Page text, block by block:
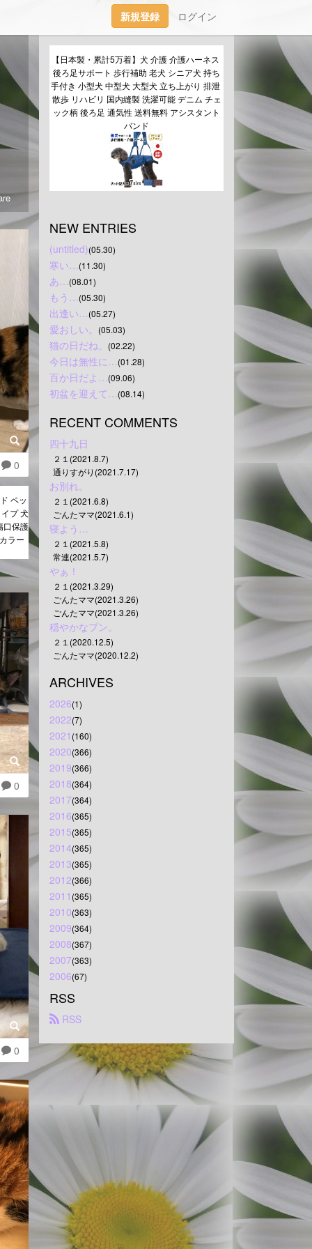
新規登録 ログイン
0
ペッ
プ 犬
口保護
ラー
0
0
【日本製・累計5万着】犬 介護 介護ハーネス
後ろ足サポート 歩行補助 老犬 シニア犬 持ち
手付き 小型犬 中型犬 大型犬 立ち上がり 排泄
散歩 リハビリ 国内縫製 洗濯可能 デニム チェ
ック柄 後ろ足 通気性 送料無料 アシスタント
バンド
NEW ENTRIES
(untitled)(05.30)
寒い…(11.30)
あ…(08.01)
もう…(05.30)
出逢い…(05.27)
愛おしい。 (05.03)
猫の日だね。 (02.22)
今日は無性に…(01.28)
百か日だよ…(09.06)
初盆を迎えて…(08.14)
RECENT COMMENTS
四十九日
２１(2021.8.7)
通りすがり(2021.7.17)
お別れ。
２１(2021.6.8)
ごんたママ(2021.6.1)
寝よう…
２１(2021.5.8)
常連(2021.5.7)
やぁ！
２１(2021.3.29)
ごんたママ(2021.3.26)
ごんたママ(2021.3.26)
穏やかなプン。
２１(2020.12.5)
ごんたママ(2020.12.2)
ARCHIVES
2026(1)
2022(7)
2021 (160)
2020(366)
2019(366)
2018(364)
2017(364)
2016(365)
2015(365)
2014(365)
2013(365)
2012(366)
2011 (365)
2010(363)
2009(364)
2008(367)
2007(363)
2006(67)
RSS
RSS